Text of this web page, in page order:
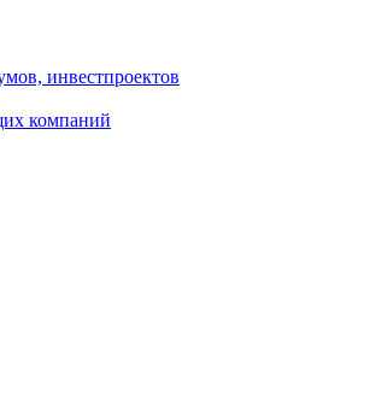
инвестпроектов
компаний